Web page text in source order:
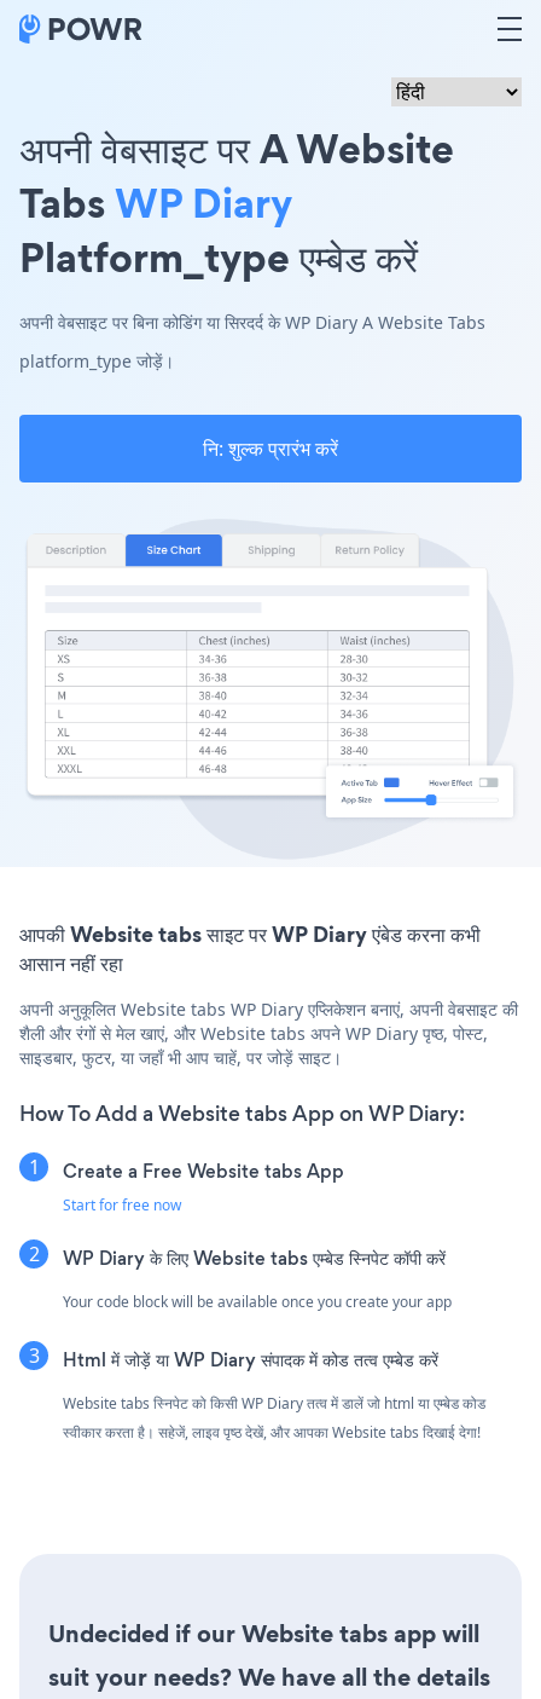
अपनी वेबसाइट पर A Website
TabsWP Diary
Platform_type एम्बेड करें
अपनी वेबसाइट पर बिना कोडिंग या सिरदर्द के WP Diary A Website Tabs
platform_type जोड़ें।
नि: शुल्क प्रारंभ करें
आपकी Website tabs साइट पर WP Diary एंबेड करना कभी
आसान नहीं रहा
अपनी अनुकूलित Website tabs WP Diary एप्लिकेशन बनाएं, अपनी वेबसाइट की
शैली और रंगों से मेल खाएं, और Website tabs अपने WP Diary पृष्ठ, पोस्ट,
साइडबार, फुटर, या जहाँ भी आप चाहें, पर जोड़ें साइट।
How To Add a Website tabs App on WP Diary:
Create a Free Website tabs App
Start for free now
WP Diary के लिए Website tabs एम्बेड स्निपेट कॉपी करें
Your code block will be available once you create your app
Html में जोड़ें या WP Diary संपादक में कोड तत्व एम्बेड करें
Website tabs स्निपेट को किसी WP Diary तत्व में डालें जो html या एम्बेड कोड
स्वीकार करता है। सहेजें, लाइव पृष्ठ देखें, और आपका Website tabs दिखाई देगा!
Undecided if our Website tabs app will
suit your needs? We have all the details